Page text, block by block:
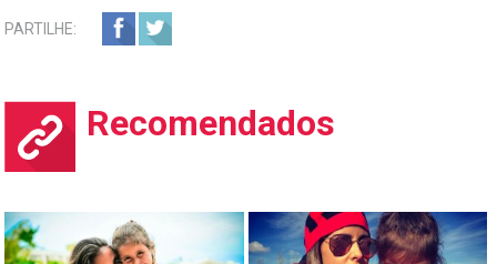
PARTILHE:
Recomendados